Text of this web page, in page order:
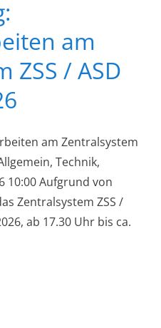
am
ZSS / ASD
am Zentralsystem
Technik,
10:00 Aufgrund von
Zentralsystem ZSS /
ab 17.30 Uhr bis ca.